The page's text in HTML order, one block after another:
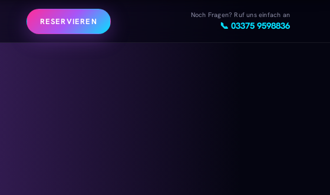
RESERVIEREN
Noch Fragen? Ruf uns einfach an
📞 03375 9598836